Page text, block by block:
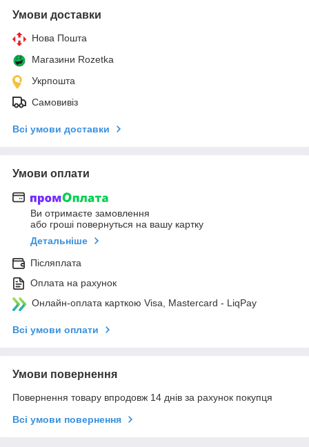
Умови доставки
Нова Пошта
Магазини Rozetka
Укрпошта
Самовивіз
Всі умови доставки
Умови оплати
Ви отримаєте замовлення
або гроші повернуться на вашу картку
Детальніше
Післяплата
Оплата на рахунок
Онлайн-оплата карткою Visa, Mastercard - LiqPay
Всі умови оплати
Умови повернення
Повернення товару впродовж 14 днів за рахунок покупця
Всі умови повернення